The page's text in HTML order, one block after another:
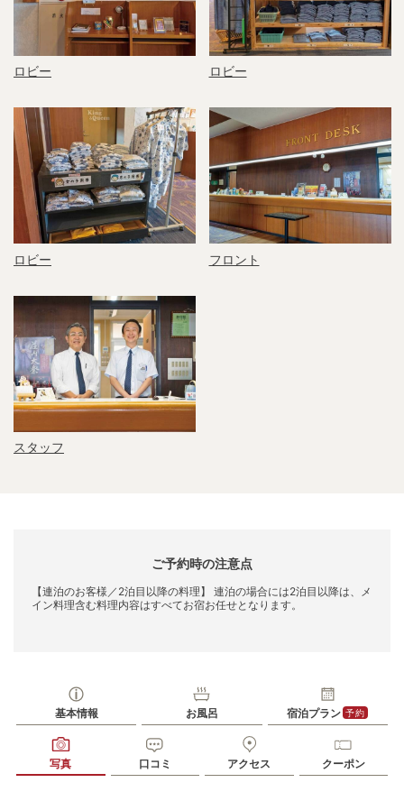
ロビー ロビー
ロビー フロント
スタッフ
ご予約時の注意点
【連泊のお客様／2泊目以降の料理】 連泊の場合には2泊目以降は、メ
イン料理含む料理内容はすべてお宿お任せとなります。
基本情報 お風呂 宿泊プラン 予約
写真 口コミ アクセス クーポン